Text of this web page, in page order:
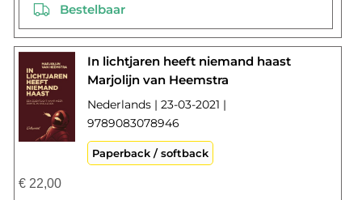
Bestelbaar
In lichtjaren heeft niemand haast
Marjolijn van Heemstra
Nederlands | 23-03-2021 |
9789083078946
Paperback / softback
€22,00